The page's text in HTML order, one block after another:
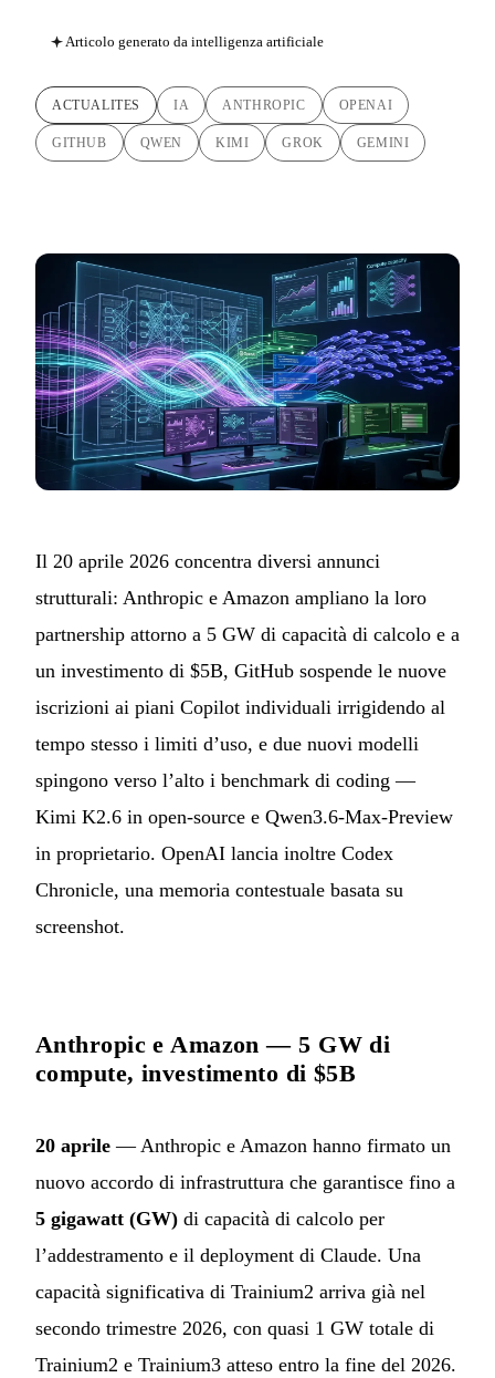
Articolo generato da intelligenza artificiale
ACTUALITES IA ANTHROPIC OPENAI
GITHUB QWEN KIMI GROK GEMINI
Il 20 aprile 2026 concentra diversi annunci
strutturali: Anthropic e Amazon ampliano la loro
partnership attorno a 5 GW di capacità di calcolo e a
un investimento di $5B, GitHub sospende le nuove
iscrizioni ai piani Copilot individuali irrigidendo al
tempo stesso i limiti d’uso, e due nuovi modelli
spingono verso l’alto i benchmark di coding —
Kimi K2.6 in open-source e Qwen3.6-Max-Preview
in proprietario. OpenAI lancia inoltre Codex
Chronicle, una memoria contestuale basata su
screenshot.
Anthropic e Amazon — 5 GW di
compute, investimento di $5B
20 aprile — Anthropic e Amazon hanno firmato un
nuovo accordo di infrastruttura che garantisce fino a
5 gigawatt (GW) di capacità di calcolo per
l’addestramento e il deployment di Claude. Una
capacità significativa di Trainium2 arriva già nel
secondo trimestre 2026, con quasi 1 GW totale di
Trainium2 e Trainium3 atteso entro la fine del 2026.